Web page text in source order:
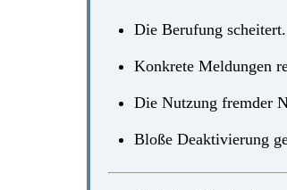
Die Berufung
Konkrete Meldungen
Die Nutzung fremder
Bloße Deaktivierung